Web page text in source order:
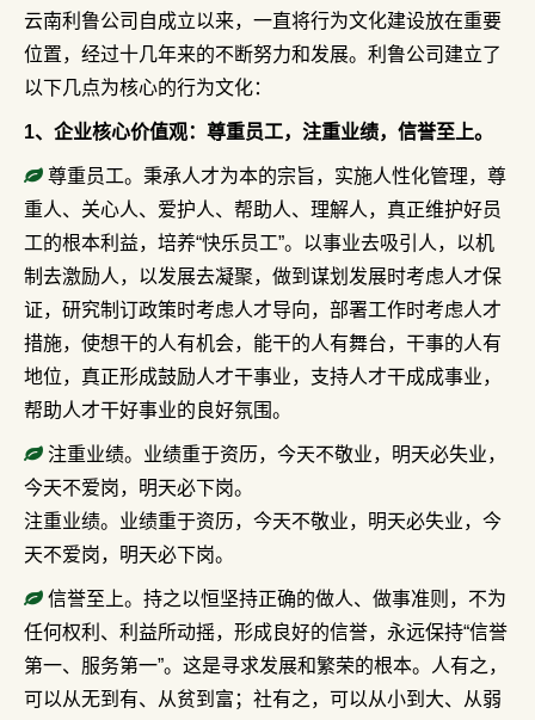
云南利鲁公司自成立以来，一直将行为文化建设放在重要
位置，经过十几年来的不断努力和发展。利鲁公司建立了
以下几点为核心的行为文化：
1、企业核心价值观：尊重员工，注重业绩，信誉至上。
尊重员工。秉承人才为本的宗旨，实施人性化管理，尊
重人、关心人、爱护人、帮助人、理解人，真正维护好员
工的根本利益，培养“快乐员工”。以事业去吸引人，以机
制去激励人，以发展去凝聚，做到谋划发展时考虑人才保
证，研究制订政策时考虑人才导向，部署工作时考虑人才
措施，使想干的人有机会，能干的人有舞台，干事的人有
地位，真正形成鼓励人才干事业，支持人才干成成事业，
帮助人才干好事业的良好氛围。
注重业绩。业绩重于资历，今天不敬业，明天必失业，
今天不爱岗，明天必下岗。
注重业绩。业绩重于资历，今天不敬业，明天必失业，今
天不爱岗，明天必下岗。
信誉至上。持之以恒坚持正确的做人、做事准则，不为
任何权利、利益所动摇，形成良好的信誉，永远保持“信誉
第一、服务第一”。这是寻求发展和繁荣的根本。人有之，
可以从无到有、从贫到富；社有之，可以从小到大、从弱